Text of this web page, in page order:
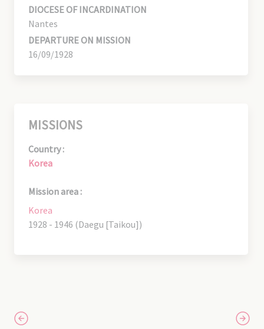
DIOCESE OF INCARDINATION
Nantes
DEPARTURE ON MISSION
16/09/1928
MISSIONS
Country :
Korea
Mission area :
Korea
1928 - 1946 (Daegu [Taikou])